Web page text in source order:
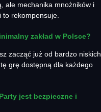
ale mechanika mnożników i
to rekompensuje.
zakład w Polsce?
zacząć już od bardzo niskich
grę dostępną dla każdego
jest bezpieczne i